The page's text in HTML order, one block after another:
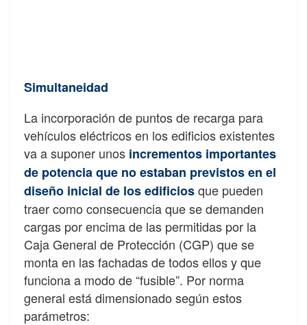
Simultaneidad
La incorporación de puntos de recarga para
vehículos eléctricos en los edificios existentes
va a suponer unos incrementos importantes
de potencia que no estaban previstos en el
diseño inicial de los edificiosque pueden
traer como consecuencia que se demanden
cargas por encima de las permitidas por la
Caja General de Protección (CGP) que se
monta en las fachadas de todos ellos y que
funciona a modo de “fusible”. Por norma
general está dimensionado según estos
parámetros: